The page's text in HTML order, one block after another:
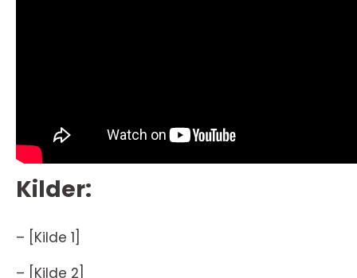
Kilder:
– [Kilde 1]
– [Kilde 2]